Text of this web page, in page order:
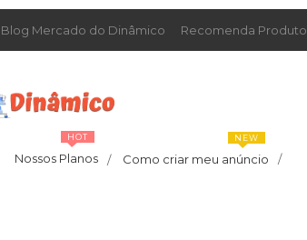
Blog Mercado do Dinâmico Recomenda Produto
Nossos Planos /
HOT
Como criar meu anúncio /
NEW